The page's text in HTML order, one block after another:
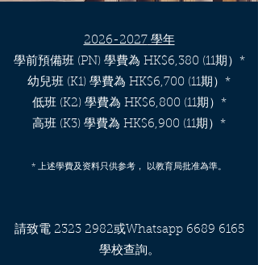
2026-2027 學年
學前預備班 (PN) 學費為 HK$6,380 (11期）*
幼兒班 (K1) 學費為 HK$6,700 (11期）*
低班 (K2) 學費為 HK$6,800 (11期）*
高班 (K3) 學費為 HK$6,900 (11期）*
* 上述學費及资料只供参考， 以教育局批准為準。
請致電 2323 2982或Whatsapp 6689 6165
學校查詢。